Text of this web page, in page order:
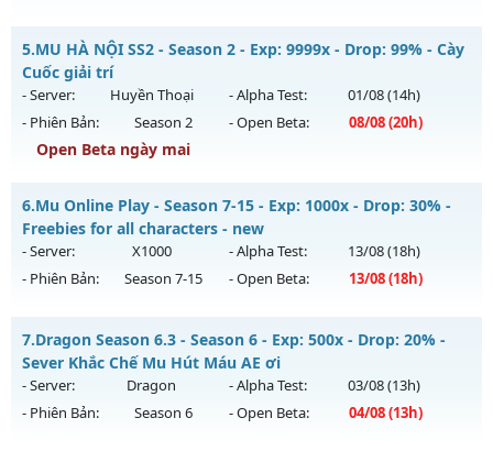
Thể loại: Mu Nguyên bản Webzen
Antihack: Chống Hack
MU HỎA LONG 6.9.1 - 🌐 Website: https://muhoalong.pro
Mu mới ra tháng 08 2026 - Mở máy chủ
https://facebook.com/muhoalongvào 08h ngày
05/08/2626
Exp: 9999x - Drop: 20%
Thể loại: Mu Nguyên bản Webzen
Antihack: XShield
5.MU HÀ NỘI SS2 - Season 2 - Exp: 9999x - Drop: 99% - Cày
Cuốc giải trí
- Server: Huyền Thoại - Alpha Test: 01/08(14h)
- Phiên Bản:
Season 2 - Open Beta: 08/08(20h)
Open Beta ngày mai
MU HÀ NỘI SS2 - Cày Cuốc giải trí
Mu mới ra tháng 08 2026 - Mở máy chủ
20h ngày 08/08/2626
Exp: 9999x - Drop: 99%
Thể loại: Mu Nguyên bản Webzen
Antihack: ugk
6.Mu Online Play - Season 7-15 - Exp: 1000x - Drop: 30% -
Freebies for all characters - new
- Server: X1000 - Alpha Test: 13/08(18h)
- Phiên Bản:
Season 7-15 - Open Beta: 13/08(18h)
Mu mới ra tháng 08 2026 - Mở máy chủ
13/08/2626
Exp: 1000x - Drop: 30%
7.Dragon Season 6.3 - Season 6 - Exp: 500x - Drop: 20% -
Sever Khắc Chế Mu Hút Máu AE ơi
- Server: Dragon - Alpha Test: 03/08(13h)
- Phiên Bản:
Season 6 - Open Beta: 04/08(13h)